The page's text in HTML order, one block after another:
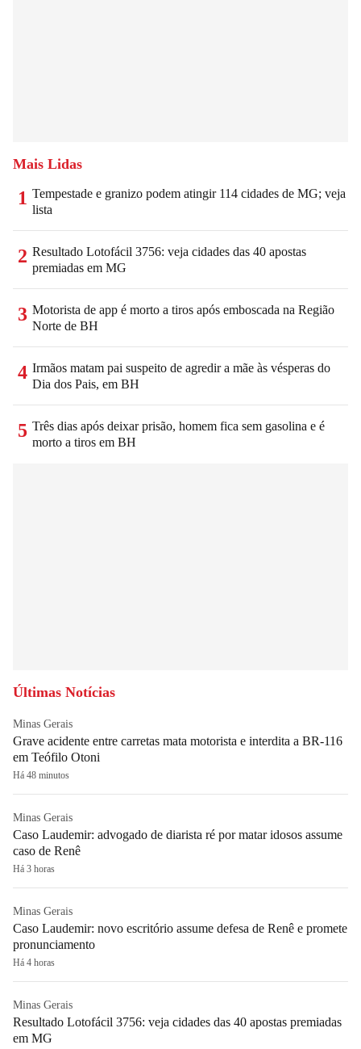
Mais Lidas
1 Tempestade e granizo podem atingir 114 cidades de MG; veja
lista
2 Resultado Lotofácil 3756: veja cidades das 40 apostas
premiadas em MG
3 Motorista de app é morto a tiros após emboscada na Região
Norte de BH
4 Irmãos matam pai suspeito de agredir a mãe às vésperas do
Dia dos Pais, em BH
5 Três dias após deixar prisão, homem fica sem gasolina e é
morto a tiros em BH
Últimas Notícias
Minas Gerais
Grave acidente entre carretas mata motorista e interdita a BR-116
em Teófilo Otoni
Há 48 minutos
Minas Gerais
Caso Laudemir: advogado de diarista ré por matar idosos assume
caso de Renê
Há 3 horas
Minas Gerais
Caso Laudemir: novo escritório assume defesa de Renê e promete
pronunciamento
Há 4 horas
Minas Gerais
Resultado Lotofácil 3756: veja cidades das 40 apostas premiadas
em MG